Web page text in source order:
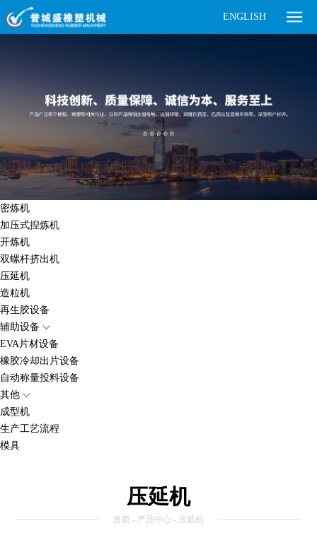
ENGLISH
密炼机
加压式揑炼机
开炼机
双螺杆挤出机
压延机
造粒机
再生胶设备
辅助设备
EVA片材设备
橡胶冷却出片设备
自动称量投料设备
其他
成型机
生产工艺流程
模具
压延机
首页 - 产品中心 - 压延机